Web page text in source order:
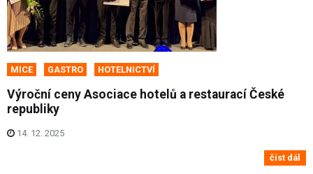
MICE GASTRO HOTELNICTVÍ
Výroční ceny Asociace hotelů a restaurací České
republiky
14. 12. 2025
číst dál